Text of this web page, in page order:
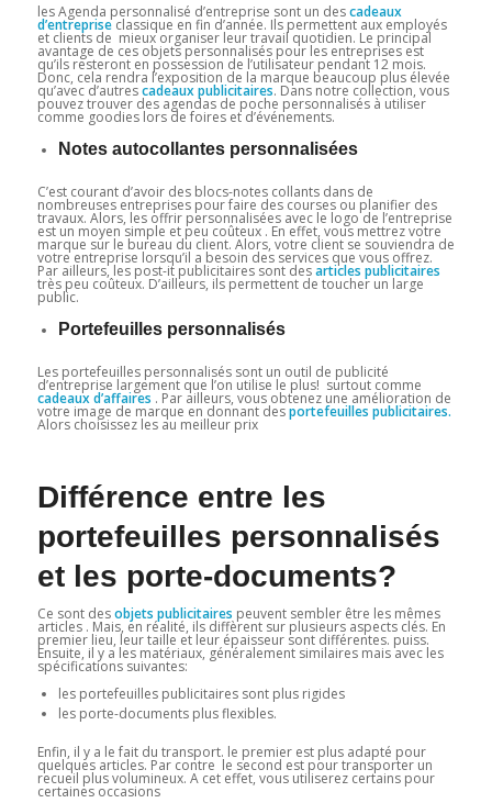
les Agenda personnalisé d’entreprise sont un descadeaux
d’entrepriseclassique en fin d’année. Ils permettent aux employés
et clients de mieux organiser leur travail quotidien. Le principal
avantage de ces objets personnalisés pour les entreprises est
qu’ils resteront en possession de l’utilisateur pendant 12 mois.
Donc, cela rendra l’exposition de la marque beaucoup plus élevée
qu’avec d’autrescadeaux publicitaires. Dans notre collection, vous
pouvez trouver des agendas de poche personnalisés à utiliser
comme goodies lors de foires et d’événements.
Notes autocollantes personnalisées
C’est courant d’avoir des blocs-notes collants dans de
nombreuses entreprises pour faire des courses ou planifier des
travaux. Alors, les offrir personnalisées avec le logo de l’entreprise
est un moyen simple et peu coûteux . En effet, vous mettrez votre
marque sur le bureau du client. Alors, votre client se souviendra de
votre entreprise lorsqu’il a besoin des services que vous offrez.
Par ailleurs, les post-it publicitaires sont desarticles publicitaires
très peu coûteux. D’ailleurs, ils permettent de toucher un large
public.
Portefeuilles personnalisés
Les portefeuilles personnalisés sont un outil de publicité
d’entreprise largement que l’on utilise le plus! surtout comme
cadeaux d’affaires . Par ailleurs, vous obtenez une amélioration de
votre image de marque en donnant desportefeuilles publicitaires.
Alors choisissez les au meilleur prix
Différence entre les
portefeuilles personnalisés
et les porte-documents?
Ce sont desobjets publicitaires peuvent sembler être les mêmes
articles . Mais, en réalité, ils diffèrent sur plusieurs aspects clés. En
premier lieu, leur taille et leur épaisseur sont différentes. puiss.
Ensuite, il y a les matériaux, généralement similaires mais avec les
spécifications suivantes:
les portefeuilles publicitaires sont plus rigides
les porte-documents plus flexibles.
Enfin, il y a le fait du transport. le premier est plus adapté pour
quelques articles. Par contre le second est pour transporter un
recueil plus volumineux. A cet effet, vous utiliserez certains pour
certaines occasions